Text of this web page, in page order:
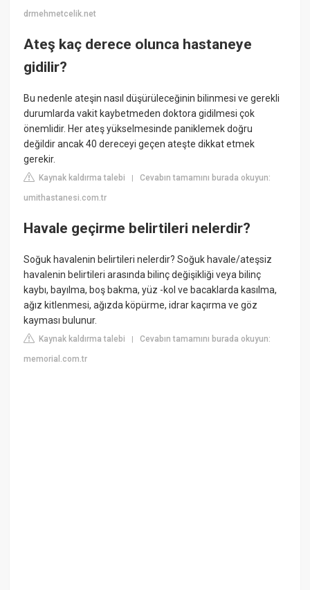
drmehmetcelik.net
Ateş kaç derece olunca hastaneye
gidilir?
Bu nedenle ateşin nasıl düşürüleceğinin bilinmesi ve gerekli
durumlarda vakit kaybetmeden doktora gidilmesi çok
önemlidir. Her ateş yükselmesinde paniklemek doğru
değildir ancak 40 dereceyi geçen ateşte dikkat etmek
gerekir.
Kaynak kaldırma talebi |Cevabın tamamını burada okuyun:
umithastanesi.com.tr
Havale geçirme belirtileri nelerdir?
Soğuk havalenin belirtileri nelerdir? Soğuk havale/ateşsiz
havalenin belirtileri arasında bilinç değişikliği veya bilinç
kaybı, bayılma, boş bakma, yüz -kol ve bacaklarda kasılma,
ağız kitlenmesi, ağızda köpürme, idrar kaçırma ve göz
kayması bulunur.
Kaynak kaldırma talebi |Cevabın tamamını burada okuyun:
memorial.com.tr